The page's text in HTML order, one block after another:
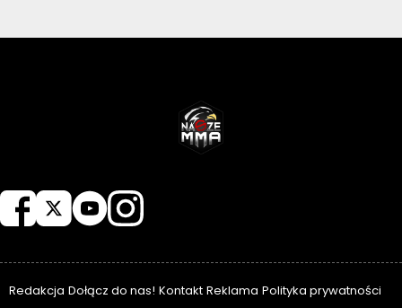
Redakcja Dołącz do nas! Kontakt Reklama Polityka prywatności